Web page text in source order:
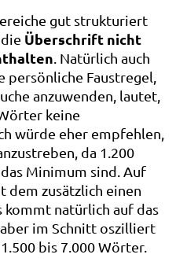
gut strukturiert
Überschrift nicht
. Natürlich auch
persönliche Faustregel,
anzuwenden, lautet,
keine
würde eher empfehlen,
da 1.200
Minimum sind. Auf
dem zusätzlich einen
natürlich auf das
im Schnitt oszilliert
bis 7.000 Wörter.